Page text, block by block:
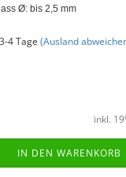
Ø: bis 2,5 mm
4 Tage (Ausland
inkl.
IN DEN WARENKORB